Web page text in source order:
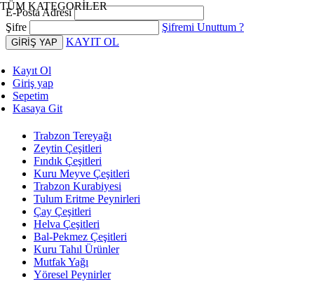
E-Posta Adresi
Şifre
Şifremi Unuttum ?
KAYIT OL
Kayıt Ol
Giriş yap
Sepetim
Kasaya Git
Trabzon Tereyağı
Zeytin Çeşitleri
Fındık Çeşitleri
Kuru Meyve Çeşitleri
Trabzon Kurabiyesi
Tulum Eritme Peynirleri
Çay Çeşitleri
Helva Çeşitleri
Bal-Pekmez Çeşitleri
Kuru Tahıl Ürünler
Mutfak Yağı
Yöresel Peynirler
TÜM KATEGORİLER